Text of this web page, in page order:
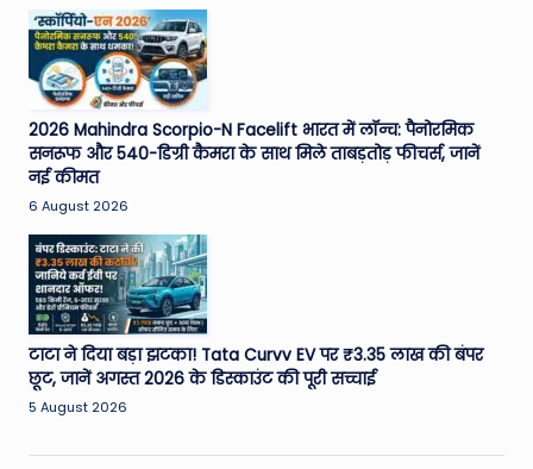
2026 Mahindra Scorpio-N Facelift भारत में लॉन्च: पैनोरमिक
सनरूफ और 540-डिग्री कैमरा के साथ मिले ताबड़तोड़ फीचर्स, जानें
नई कीमत
6 August 2026
टाटा ने दिया बड़ा झटका! Tata Curvv EV पर ₹3.35 लाख की बंपर
छूट, जानें अगस्त 2026 के डिस्काउंट की पूरी सच्चाई
5 August 2026